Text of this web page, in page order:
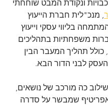
ונקודת המבט שוחחתי
, מנכ"לית חברת הייעוץ
בליווי עסקי וייעוץ
משפחתיות בתהליכים
כולל תהליך המעבר הבין
לבני הדור הבא.
כה מורכב של נושאים,
שמבשר על סדרה